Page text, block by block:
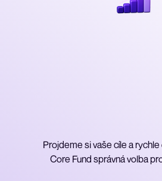
Projdeme si vaše cíle a
Core Fund správná volba